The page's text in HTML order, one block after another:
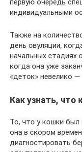
первую очередь
индивидуальными
Также на
день овуляции,
начальных стадиях
когда она уже
«деток» невелико
Как узнать, что
То, что у кошки был
она в скором
диагностировать